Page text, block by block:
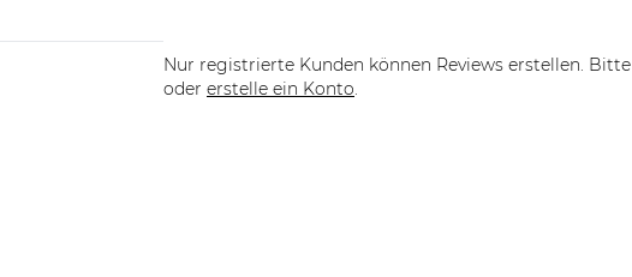
Nur registrierte Kunden können Reviews erstellen. Bitte
oder erstelle ein Konto.